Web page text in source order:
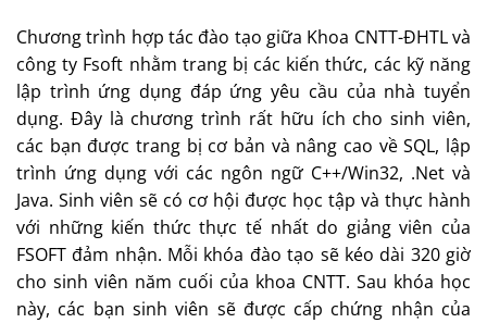
Chương trình hợp tác đào tạo giữa Khoa CNTT-ĐHTL và
công ty Fsoft nhằm trang bị các kiến thức, các kỹ năng
lập trình ứng dụng đáp ứng yêu cầu của nhà tuyển
dụng. Đây là chương trình rất hữu ích cho sinh viên,
các bạn được trang bị cơ bản và nâng cao về SQL, lập
trình ứng dụng với các ngôn ngữ C++/Win32, .Net và
Java. Sinh viên sẽ có cơ hội được học tập và thực hành
với những kiến thức thực tế nhất do giảng viên của
FSOFT đảm nhận. Mỗi khóa đào tạo sẽ kéo dài 320 giờ
cho sinh viên năm cuối của khoa CNTT. Sau khóa học
này, các bạn sinh viên sẽ được cấp chứng nhận của